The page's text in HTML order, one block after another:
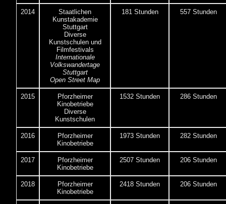
2014
Staatlichen
Kunstakademie
Stuttgart
Diverse
Kunstschulen und
Filmfestivals
Internationale
Volkswandertage
Stuttgart
Open Street Map
181 Stunden 557 Stunden
2015
Pforzheimer
Kinobetriebe
Diverse
Kunstschulen
1532 Stunden 286 Stunden
2016
Pforzheimer
Kinobetriebe
1973 Stunden 282 Stunden
2017
Pforzheimer
Kinobetriebe
2507 Stunden 206 Stunden
2018
Pforzheimer
Kinobetriebe
2418 Stunden 206 Stunden